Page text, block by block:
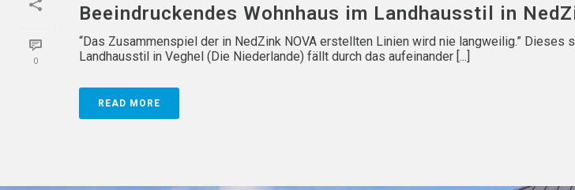
0
Beeindruckendes Wohnhaus im Landhausstil in
“Das Zusammenspiel der in NedZink NOVA erstellten Linien wird nie langweilig.” Dieses
Landhausstil in Veghel (Die Niederlande) fällt durch das aufeinander [...]
READ MORE